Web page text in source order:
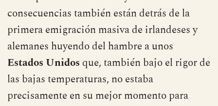
La erupción delTamboray sus terribles
consecuencias también están detrás de la
primera emigración masiva de irlandeses y
alemanes huyendo del hambre a unos
Estados Unidos que, también bajo el rigor de